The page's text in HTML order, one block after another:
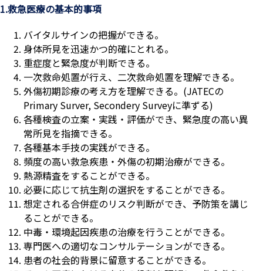
1.救急医療の基本的事項
バイタルサインの把握ができる。
身体所見を迅速かつ的確にとれる。
重症度と緊急度が判断できる。
一次救命処置が行え、二次救命処置を理解できる。
外傷初期診療の考え方を理解できる。(JATECの
Primary Surver, Secondery Surveyに準ずる)
各種検査の立案・実践・評価ができ、緊急度の高い異
常所見を指摘できる。
各種基本手技の実践ができる。
頻度の高い救急疾患・外傷の初期治療ができる。
熱源精査をすることができる。
必要に応じて抗生剤の選択をすることができる。
想定される合併症のリスク判断ができ、予防策を講じ
ることができる。
中毒・環境起因疾患の治療を行うことができる。
専門医への適切なコンサルテーションができる。
患者の社会的背景に留意することができる。